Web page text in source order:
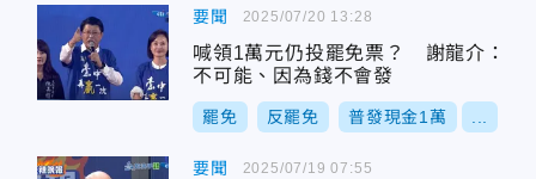
要聞
喊領1萬元仍投罷免票？ 謝龍介：
不可能、因為錢不會發
罷免 反罷免 普發現金1萬
2025/07/20 13:28
要聞 2025/07/19 07:55